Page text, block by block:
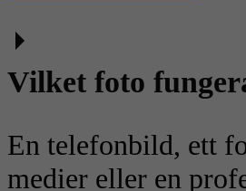
Vilket foto
En telefonbild, ett
medier eller en